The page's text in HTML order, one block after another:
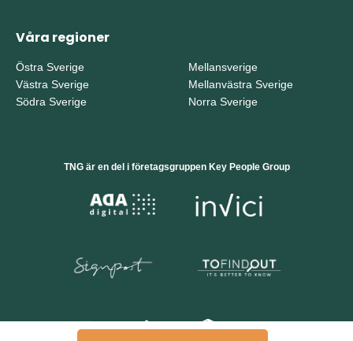
Våra regioner
Östra Sverige
Västra Sverige
Södra Sverige
Mellansverige
Mellanvästra Sverige
Norra Sverige
TNG är en del i företagsgruppen Key People Group